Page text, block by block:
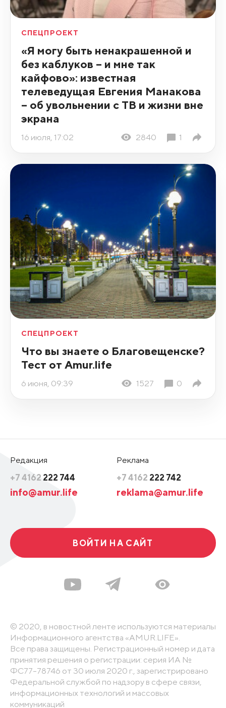
СПЕЦПРОЕКТ
«Я могу быть ненакрашенной и
без каблуков – и мне так
кайфово»: известная
телеведущая Евгения Манакова
– об увольнении с ТВ и жизни вне
экрана
16 июля, 17:02 2840 1
СПЕЦПРОЕКТ
Что вы знаете о Благовещенске?
Тест от Amur.life
6 июня, 09:39 1527 0
Редакция
+7 4162 222 744
info@amur.life
Реклама
+7 4162 222 742
reklama@amur.life
ВОЙТИ НА САЙТ
© 2020, в новостной ленте используются материалы
Информационного агентства «AMUR.LIFE».
Все права защищены. Регистрационный номер и дата
принятия решения о регистрации: серия ИА №
ФС77-78746 от 30 июля 2020 г., зарегистрировано
Федеральной службой по надзору в сфере связи,
информационных технологий и массовых
коммуникаций